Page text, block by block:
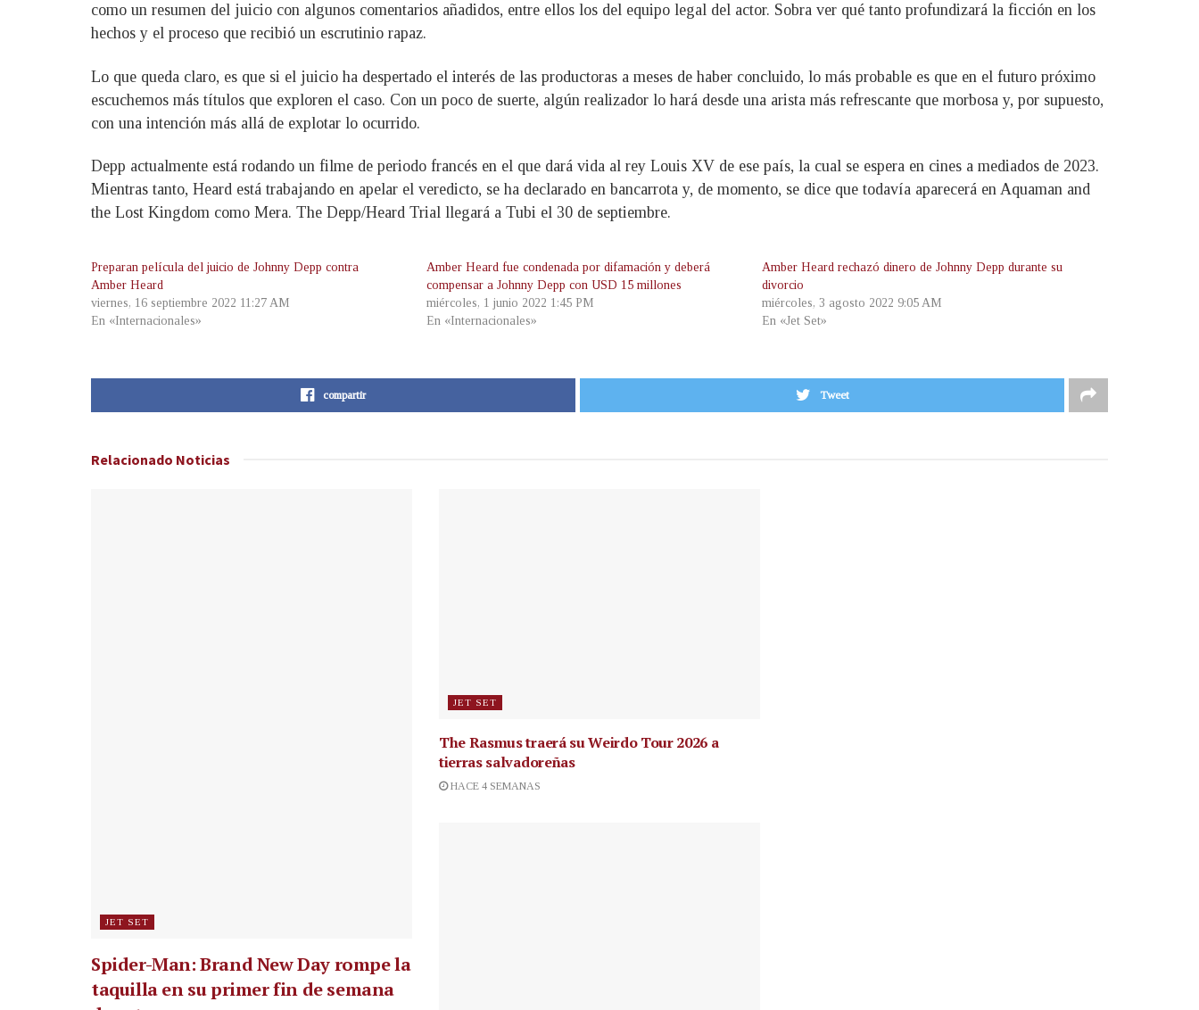
como un resumen del juicio con algunos comentarios añadidos, entre ellos los del equipo legal del actor. Sobra ver qué tanto profundizará la ficción en los
hechos y el proceso que recibió un escrutinio rapaz.
Lo que queda claro, es que si el juicio ha despertado el interés de las productoras a meses de haber concluido, lo más probable es que en el futuro próximo
escuchemos más títulos que exploren el caso. Con un poco de suerte, algún realizador lo hará desde una arista más refrescante que morbosa y, por supuesto,
con una intención más allá de explotar lo ocurrido.
Depp actualmente está rodando un filme de periodo francés en el que dará vida al rey Louis XV de ese país, la cual se espera en cines a mediados de 2023.
Mientras tanto, Heard está trabajando en apelar el veredicto, se ha declarado en bancarrota y, de momento, se dice que todavía aparecerá en Aquaman and
the Lost Kingdom como Mera. The Depp/Heard Trial llegará a Tubi el 30 de septiembre.
Preparan película del juicio de Johnny Depp contra
Amber Heard
viernes, 16 septiembre 2022 11:27 AM
En «Internacionales»
Amber Heard fue condenada por difamación y deberá
compensar a Johnny Depp con USD 15 millones
miércoles, 1 junio 2022 1:45 PM
En «Internacionales»
Amber Heard rechazó dinero de Johnny Depp durante su
divorcio
miércoles, 3 agosto 2022 9:05 AM
En «Jet Set»
compartir Tweet
Relacionado Noticias
JET SET
Spider-Man: Brand New Day rompe la
taquilla en su primer fin de semana
JET SET
The Rasmus traerá su Weirdo Tour 2026 a
tierras salvadoreñas
HACE 4 SEMANAS